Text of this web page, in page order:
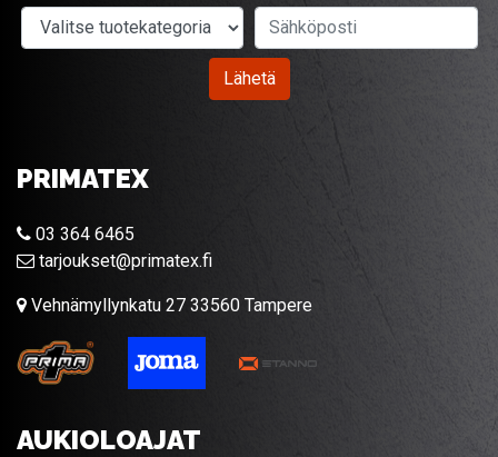
Valitse tuotekategoria
Lähetä
PRIMATEX
03 364 6465
tarjoukset@primatex.fi
Vehnämyllynkatu 27 33560 Tampere
AUKIOLOAJAT